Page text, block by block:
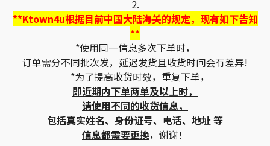
2.
**Ktown4u根据目前中国大陆海关的规定，现有如下告知
**
*使用同一信息多次下单时，
订单需分不同批次发，延迟发货且收货时间会有差异!
*为了提高收货时效，重复下单，
即近期内下单两单及以上时，
请使用不同的收货信息，
包括真实姓名、身份证号、电话、地址 等
信息都需要更换，谢谢！